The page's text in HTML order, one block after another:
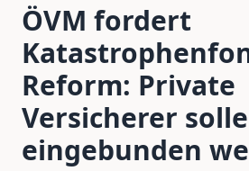
ÖVM fordert
Reform: Private
Versicherer
eingebunden